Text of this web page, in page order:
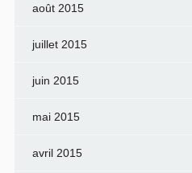
août 2015
juillet 2015
juin 2015
mai 2015
avril 2015